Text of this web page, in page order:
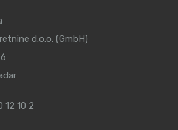
d.o.o. (GmbH)
12 10 2